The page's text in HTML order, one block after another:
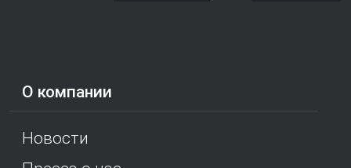
О компании
Новости